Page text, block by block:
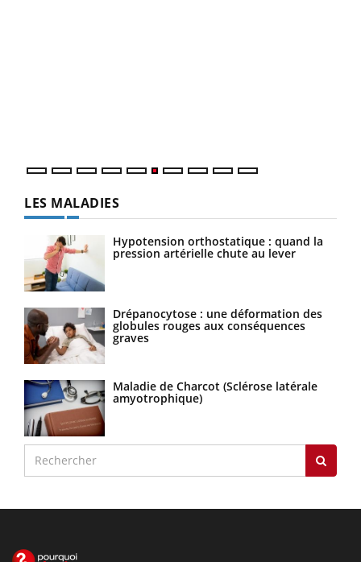
LES MALADIES
Hypotension orthostatique : quand la
pression artérielle chute au lever
Drépanocytose : une déformation des
globules rouges aux conséquences
graves
Maladie de Charcot (Sclérose latérale
amyotrophique)